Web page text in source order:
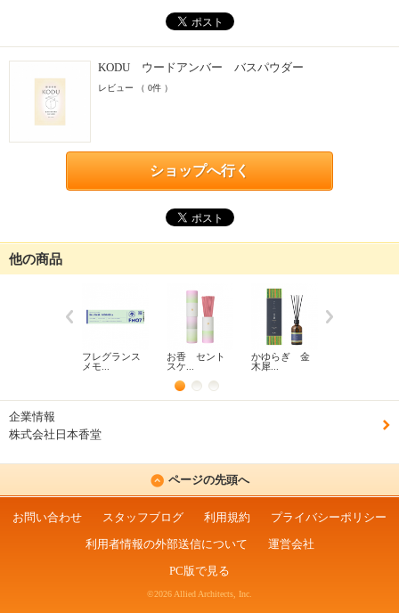
KODU ウードアンバー バスパウダー
レビュー （ 0件 ）
ショップへ行く
他の商品
フレグランス
メモ...
お香 セント
スケ...
かゆらぎ 金
木犀...
企業情報
株式会社日本香堂
ページの先頭へ
お問い合わせ スタッフブログ 利用規約
プライバシーポリシー
利用者情報の外部送信について
運営会社
PC版で見る
©2026 Allied Architects, Inc.